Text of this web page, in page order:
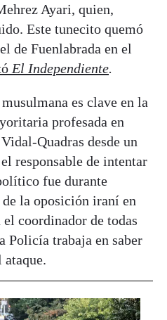
Ayari, quien,
Este tunecito quemó
de Fuenlabrada en el
El Independiente.
es clave en la
profesada en
Quadras desde un
responsable de intentar
fue durante
la oposición iraní en
coordinador de todas
Policía trabaja en saber
ataque.